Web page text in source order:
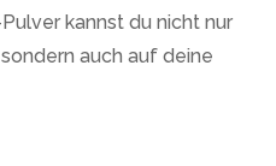
kannst du nicht nur
auch auf deine